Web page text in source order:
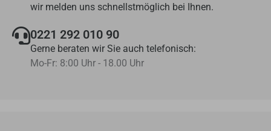
wir melden uns schnellstmöglich bei Ihnen.
0221 292 010 90
Gerne beraten wir Sie auch telefonisch:
Mo-Fr: 8:00 Uhr - 18.00 Uhr